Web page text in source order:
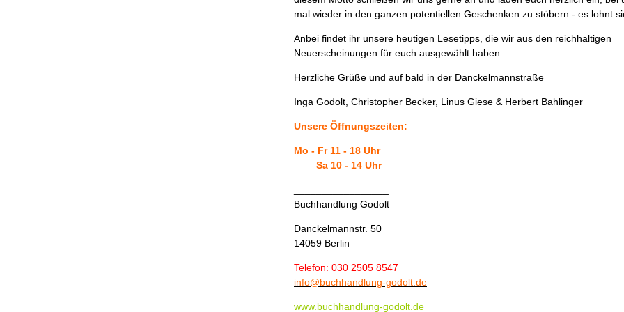
mal wieder in den ganzen potentiellen Geschenken zu stöbern - es lohnt
Anbei findet ihr unsere heutigen Lesetipps, die wir aus den reichhaltigen
Neuerscheinungen für euch ausgewählt haben.
Herzliche Grüße und auf bald in der Danckelmannstraße
Inga Godolt, Christopher Becker, Linus Giese & Herbert Bahlinger
Unsere Öffnungszeiten:
Mo - Fr 11 - 18 Uhr
Sa 10 - 14 Uhr
Buchhandlung Godolt
Danckelmannstr. 50
14059 Berlin
Telefon: 030 2505 8547
info@buchhandlung-godolt.de
www.buchhandlung-godolt.de